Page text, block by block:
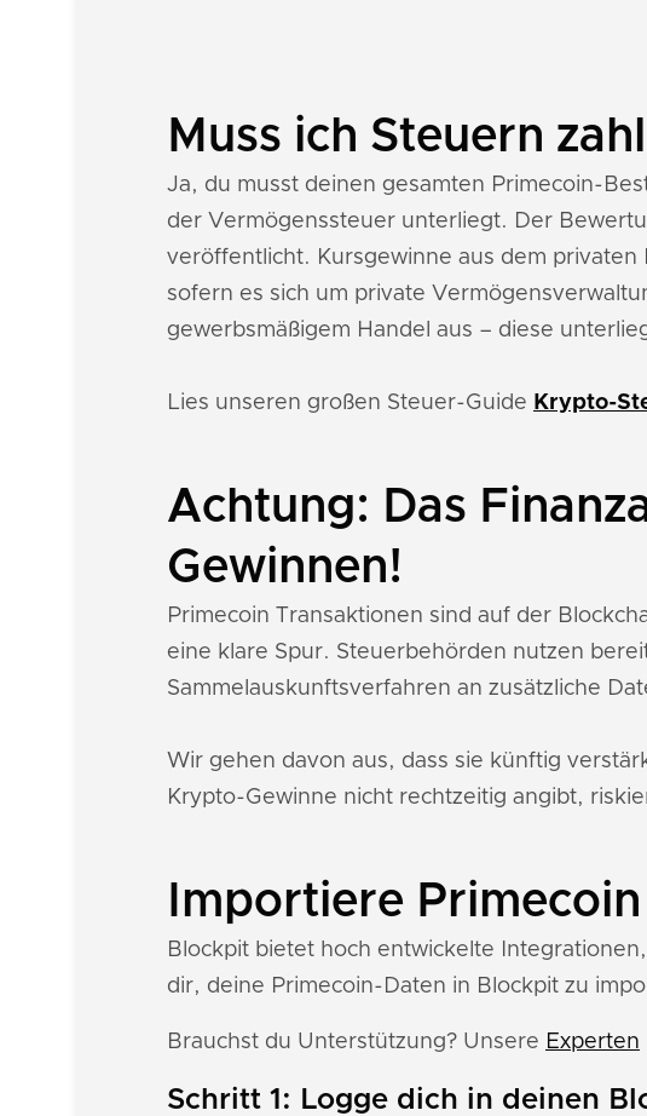
Muss ich Steuern
Ja, du musst deinen gesamten Primecoin-
der Vermögenssteuer unterliegt. Der
veröffentlicht. Kursgewinne aus dem
sofern es sich um private
gewerbsmäßigem Handel aus – diese
Lies unseren großen Steuer-Guide Krypto-
Achtung: Das
Gewinnen!
Primecoin Transaktionen sind auf der
eine klare Spur. Steuerbehörden nutzen
Sammelauskunftsverfahren an zusätzliche
Wir gehen davon aus, dass sie künftig
Krypto-Gewinne nicht rechtzeitig angibt,
Importiere
Blockpit bietet hoch entwickelte
dir, deine Primecoin-Daten in Blockpit zu
Brauchst du Unterstützung? Unsere Experten
Schritt 1: Logge dich in deinen